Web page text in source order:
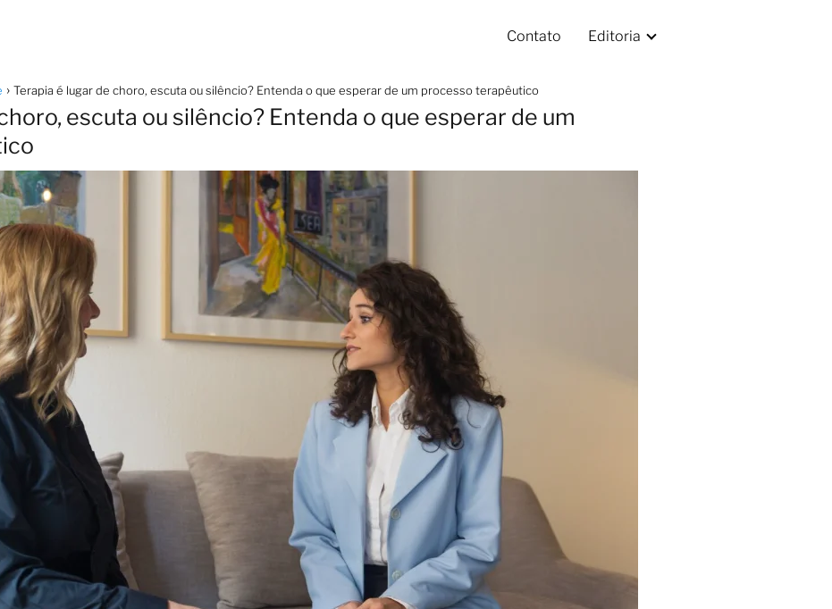
Contato Editoria
Terapia é lugar de choro, escuta ou silêncio? Entenda o que esperar de um processo terapêutico
escuta ou silêncio? Entenda o que esperar de um